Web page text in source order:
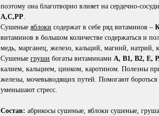
поэтому она благотворно влияет на сердечно-
А,С,РР
Сушеные яблоки содержат в себе ряд витаминов –
витаминов в большом количестве содержаться и
медь, марганец, железо, кальций, магний, натрий,
Сушеные груши богаты витаминами А, В1, В2, Е,
калием, кальцием, цинком, каротином. Полезны
железы, мочевыводящих путей. Помогают
уменьшают стресс.
Состав: абрикосы сушеные, яблоки сушеные,